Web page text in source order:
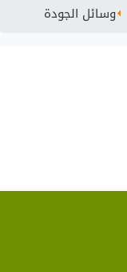
وسائل الجودة